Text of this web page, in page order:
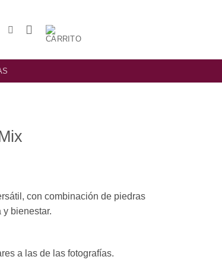
con combinación de piedras
bienestar.
a las de las fotografías.